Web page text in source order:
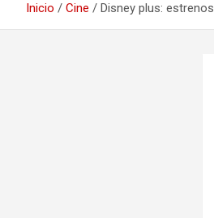
Inicio Cine Disney plus: